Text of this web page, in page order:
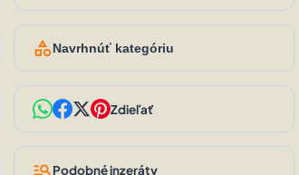
categoryNavrhnúť kategóriu
Zdieľať
manage_searchPodobné inzeráty